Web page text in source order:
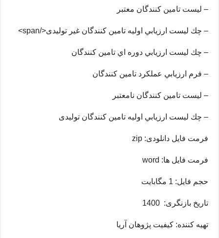
– ليست تامین کنندگان معتبر
– چك ليست ارزيابي اوليه تامین کنندگان غیر تولیدی</span>
– چك ليست ارزيابي دوره اي تامین کنندگان
– فرم ارزيابي عملکرد تامین کنندگان
– ليست تامین کنندگان نامعتبر
– چك ليست ارزيابي اوليه تامین کنندگان تولیدی
فرمت فایل دانلودی: zip
فرمت فایل ها: word
حجم فایل: 1 مگابایت
تاریخ بازنگری: 1400
تهیه کننده: کیفیت پژوهان آریا